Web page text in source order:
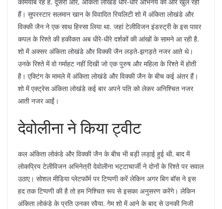
कामयाब रहे हैं. दूसरी ओर, अंकिता लोखंडे धीरे-धीरे अभिनय की ओर खुल रही
हैं। सुपरस्टार सलमान खान के विवादित रियलिटी शो में अंकिता लोखंडे और
विक्की जैन ने एक साथ हिस्सा लिया था. जहां टेलीविजन इंडस्ट्री के इस पावर
कपल के रिश्ते की हकीकत अब धीरे-धीरे दर्शकों की आंखों के सामने आ रही है.
शो में अक्सर अंकिता लोखंडे और विक्की जैन लड़ते-झगड़ते नजर आते थे।
उनके रिश्ते में वो गर्माहट नहीं दिखी जो एक पुरुष और महिला के रिश्ते में होती
है। एक्टिंग के मामले में अंकिता लोखंडे और विक्की जैन के बीच कई अंतर हैं।
शो में एक्ट्रेस अंकिता लोखंडे कई बार अपने पति को लेकर अनिश्चित नजर
आती नजर आईं।
देवोलीना ने किया ट्वीट
कल अंकिता लोकंडे और विक्की जैन के बीच भी बड़ी लड़ाई हुई थी. बाद में
लोकप्रिय टेलीविजन अभिनेत्री देवोलीना भट्टाचार्जी ने दोनों के रिश्ते पर सवाल
उठाए। सोशल मीडिया प्लेटफॉर्म पर टिप्पणी करें लेकिन अगर बिग बॉस ने इस
हद तक टिप्पणी की है तो हम निश्चित रूप से इसका अनुसरण करेंगे। लेकिन
अंकिता लोकंडे के प्रति उनका रवैया. गेम शो में आने के बाद से उनकी निजी